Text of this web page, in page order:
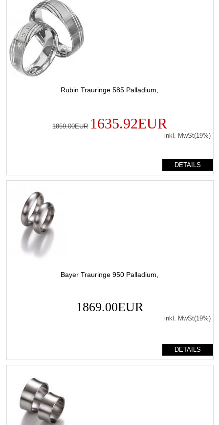
Rubin Trauringe 585 Palladium,
1859.00EUR 1635.92EUR
inkl. MwSt(19%)
DETAILS
Bayer Trauringe 950 Palladium,
1869.00EUR
inkl. MwSt(19%)
DETAILS